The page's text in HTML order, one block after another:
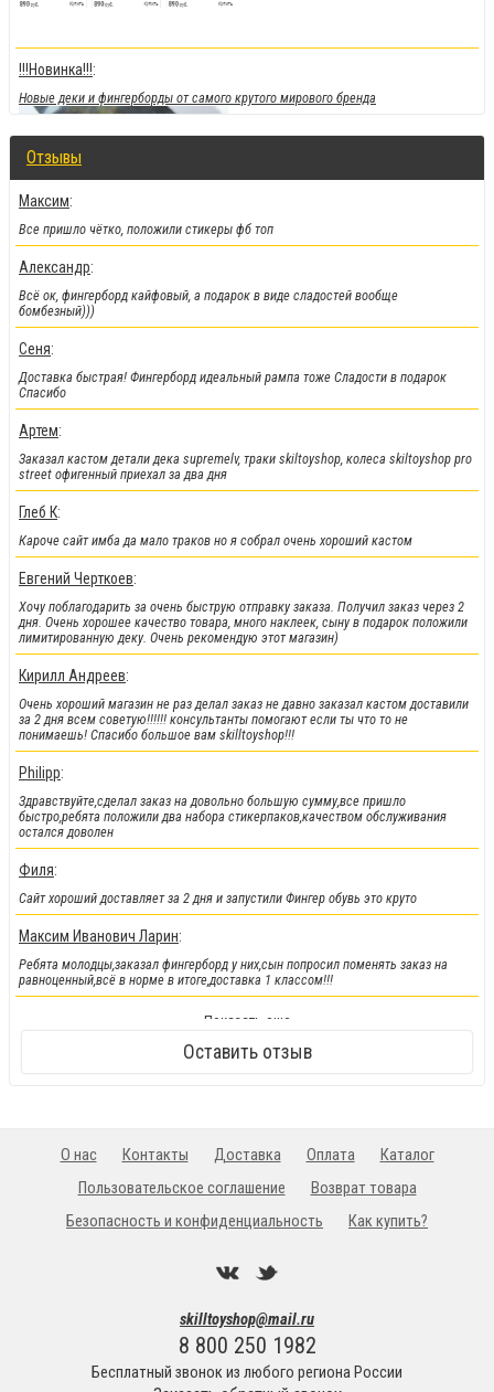
!!!Новинка!!!:
Новые деки и фингерборды от самого крутого мирового бренда
!!!Скидки!!!
На парки также на часть фингербордов
!!!Новинки!!!:
Легендарные металлические фингер BMX от Flick Trix снова у нас.
Отзывы
Максим:
Все пришло чётко, положили стикеры фб топ
Александр:
Всё ок, фингерборд кайфовый, а подарок в виде сладостей вообще
бомбезный)))
Сеня:
Доставка быстрая! Фингерборд идеальный рампа тоже Сладости в подарок
Спасибо
Артем:
Заказал кастом детали дека supremelv, траки skiltoyshop, колеса skiltoyshop pro
street офигенный приехал за два дня
Глеб К:
Кароче сайт имба да мало траков но я собрал очень хороший кастом
Евгений Черткоев:
Хочу поблагодарить за очень быструю отправку заказа. Получил заказ через 2
дня. Очень хорошее качество товара, много наклеек, сыну в подарок положили
лимитированную деку. Очень рекомендую этот магазин)
Кирилл Андреев:
Очень хороший магазин не раз делал заказ не давно заказал кастом доставили
за 2 дня всем советую!!!!!! консультанты помогают если ты что то не
понимаешь! Спасибо большое вам skilltoyshop!!!
Philipp:
Здравствуйте,сделал заказ на довольно большую сумму,все пришло
быстро,ребята положили два набора стикерпаков,качеством обслуживания
остался доволен
Филя:
Сайт хороший доставляет за 2 дня и запустили Фингер обувь это круто
Максим Иванович Ларин:
Ребята молодцы,заказал фингерборд у них,сын попросил поменять заказ на
равноценный,всё в норме в итоге,доставка 1 классом!!!
Показать еще
Оставить отзыв
skilltoyshop@mail.ru
8 800 250 1982
Бесплатный звонок из любого региона России
О нас Контакты Доставка Оплата
Каталог
Пользовательское соглашение
Возврат товара
Безопасность и конфиденциальность
Как купить?